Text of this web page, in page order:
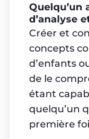
Quelqu’un
d’analyse
Créer et
concepts
d’enfants
de le
étant
quelqu’un
première